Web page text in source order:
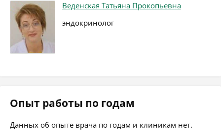
Веденская Татьяна Прокопьевна
эндокринолог
Опыт работы по годам
Данных об опыте врача по годам и клиникам нет.